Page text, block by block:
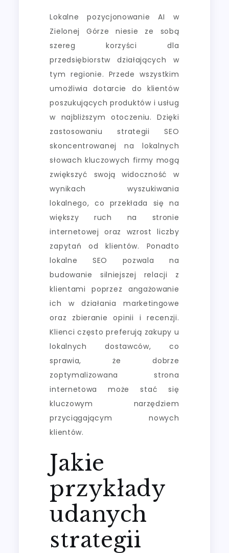
Lokalne pozycjonowanie AI w
Zielonej Górze niesie ze sobą
szereg korzyści dla
przedsiębiorstw działających w
tym regionie. Przede wszystkim
umożliwia dotarcie do klientów
poszukujących produktów i usług
w najbliższym otoczeniu. Dzięki
zastosowaniu strategii SEO
skoncentrowanej na lokalnych
słowach kluczowych firmy mogą
zwiększyć swoją widoczność w
wynikach wyszukiwania
lokalnego, co przekłada się na
większy ruch na stronie
internetowej oraz wzrost liczby
zapytań od klientów. Ponadto
lokalne SEO pozwala na
budowanie silniejszej relacji z
klientami poprzez angażowanie
ich w działania marketingowe
oraz zbieranie opinii i recenzji.
Klienci często preferują zakupy u
lokalnych dostawców, co
sprawia, że dobrze
zoptymalizowana strona
internetowa może stać się
kluczowym narzędziem
przyciągającym nowych
klientów.
Jakie
przykłady
udanych
strategii